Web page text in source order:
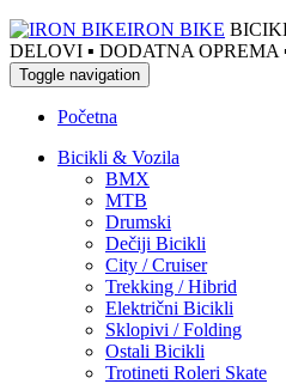
IRON BIKE
DELOVI ▪ DODATNA OPREMA
Toggle navigation
Početna
Bicikli & Vozila
BMX
MTB
Drumski
Dečiji Bicikli
City / Cruiser
Trekking / Hibrid
Električni Bicikli
Sklopivi / Folding
Ostali Bicikli
Trotineti Roleri Skate